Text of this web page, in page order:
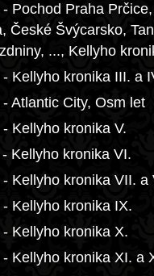
Pochod Praha
České Švýcarsko,
..., Kellyho
Kellyho kronika III. a
Atlantic City, Osm let
Kellyho kronika V.
Kellyho kronika VI.
Kellyho kronika VII. a
Kellyho kronika IX.
Kellyho kronika X.
Kellyho kronika XI. a